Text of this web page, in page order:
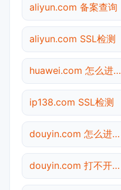
aliyun.com 备案查询
aliyun.com SSL检测
huawei.com 怎么进入
ip138.com SSL检测
douyin.com 怎么进入
douyin.com 打不开检测